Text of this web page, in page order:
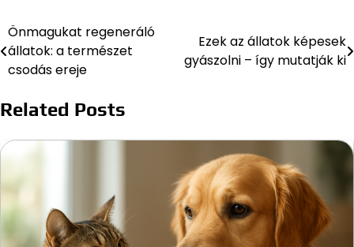
Bejegyzés
navigáció
Önmagukat regeneráló
állatok: a természet
csodás ereje
Ezek az állatok képesek
gyászolni – így mutatják ki
Related Posts